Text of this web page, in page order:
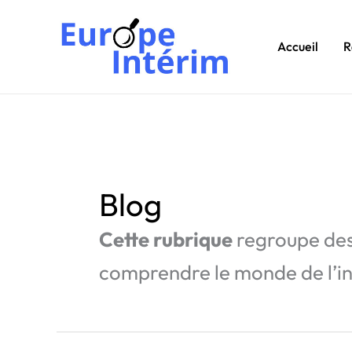
Accueil
Blog
Cette rubriqueregroupe
comprendre le monde de